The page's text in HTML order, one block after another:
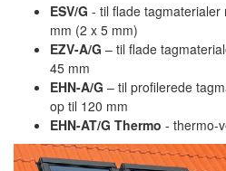
ESV/G - til flade tagmaterialer
mm (2 x 5 mm)
EZV-A/G – til flade
45 mm
EHN-A/G – til profilerede
op til 120 mm
EHN-AT/G Thermo - thermo-